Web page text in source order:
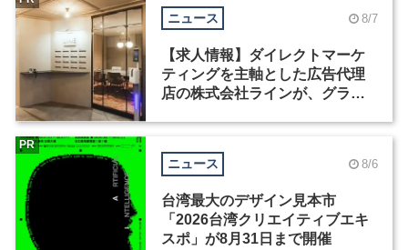
ニュース 8/7
【求人情報】ダイレクトマーケ
ティングを主軸とした広告代理
店の株式会社ラインが、グラフ
ニュース 8/6
台湾最大のデザイン見本市
「2026台湾クリエイティブエキ
スポ」が8月31日まで開催
PR